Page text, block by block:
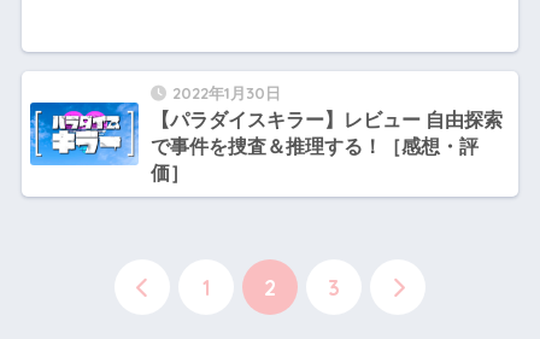
2022年1月30日
【パラダイスキラー】レビュー 自由探索
で事件を捜査＆推理する！［感想・評
価］
1 2 3